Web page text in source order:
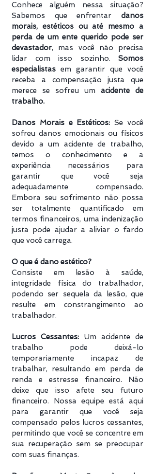
Conhece alguém nessa situação?
Sabemos que enfrentar danos
morais, estéticos ou até mesmo a
perda de um ente querido pode ser
devastador, mas você não precisa
lidar com isso sozinho. Somos
especialistas em garantir que você
receba a compensação justa que
merece se sofreu um acidente de
trabalho.
Danos Morais e Estéticos: Se você
sofreu danos emocionais ou físicos
devido a um acidente de trabalho,
temos o conhecimento e a
experiência necessários para
garantir que você seja
adequadamente compensado.
Embora seu sofrimento não possa
ser totalmente quantificado em
termos financeiros, uma indenização
justa pode ajudar a aliviar o fardo
que você carrega.
O que é dano estético?
Consiste em lesão à saúde,
integridade física do trabalhador,
podendo ser sequela da lesão, que
resulte em constrangimento ao
trabalhador.
Lucros Cessantes: Um acidente de
trabalho pode deixá-lo
temporariamente incapaz de
trabalhar, resultando em perda de
renda e estresse financeiro. Não
deixe que isso afete seu futuro
financeiro. Nossa equipe está aqui
para garantir que você seja
compensado pelos lucros cessantes,
permitindo que você se concentre em
sua recuperação sem se preocupar
com suas finanças.